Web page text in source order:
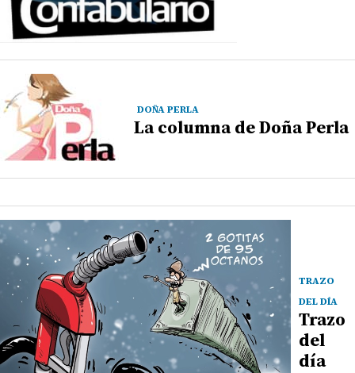
DOÑA PERLA
La columna de Doña Perla
TRAZO
DEL DÍA
Trazo
del
día